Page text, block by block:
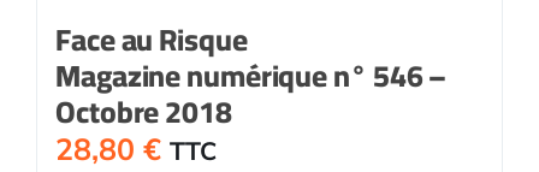
Face au Risque
Magazine numérique n° 546 –
Octobre 2018
28,80 € TTC